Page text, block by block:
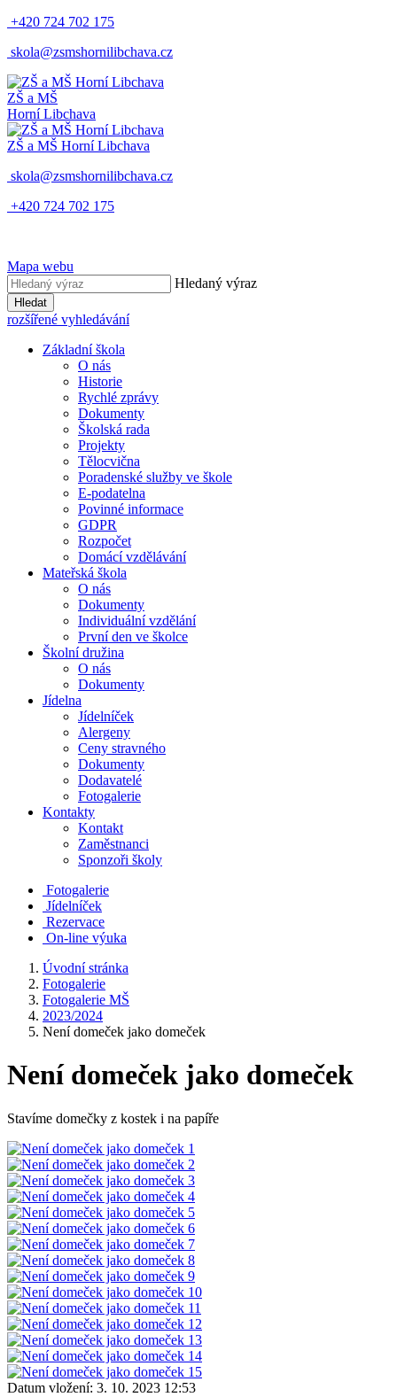
+420 724 702 175
skola@zsmshornilibchava.cz
ZŠ a MŠ
Horní Libchava
ZŠ a MŠ Horní Libchava
skola@zsmshornilibchava.cz
+420 724 702 175
Mapa webu
Hledaný výraz
Hledat
rozšířené vyhledávání
Základní škola
O nás
Historie
Rychlé zprávy
Dokumenty
Školská rada
Projekty
Tělocvična
Poradenské služby ve škole
E-podatelna
Povinné informace
GDPR
Rozpočet
Domácí vzdělávání
Mateřská škola
O nás
Dokumenty
Individuální vzdělání
První den ve školce
Školní družina
O nás
Dokumenty
Jídelna
Jídelníček
Alergeny
Ceny stravného
Dokumenty
Dodavatelé
Fotogalerie
Kontakty
Kontakt
Zaměstnanci
Sponzoři školy
Fotogalerie
Jídelníček
Rezervace
On-line výuka
Úvodní stránka
Fotogalerie
Fotogalerie MŠ
2023/2024
Není domeček jako domeček
Není domeček jako domeček
Stavíme domečky z kostek i na papíře
Datum vložení: 3. 10. 2023 12:53